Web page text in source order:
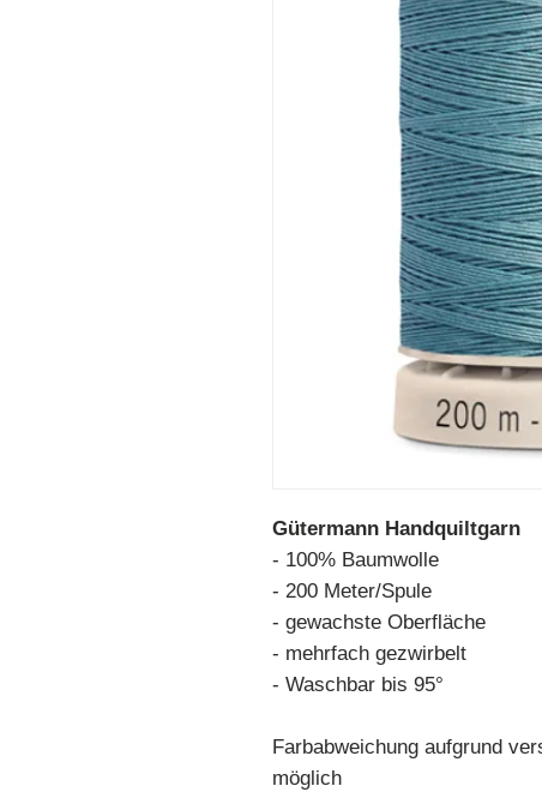
Gütermann Handquiltgarn
- 100% Baumwolle
- 200 Meter/Spule
- gewachste Oberfläche
- mehrfach gezwirbelt
- Waschbar bis 95°
Farbabweichung aufgrund
möglich